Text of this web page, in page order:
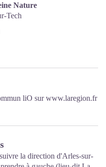
Nature
Tech
liO surwww.laregion.fr
la direction d'Arles-sur-